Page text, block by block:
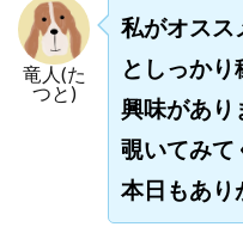
竜人(た
つと)
私がオスス
としっかり
興味があり
覗いてみて
本日もあり
フルーツ(スマホをタップ
ほったらかしFX運営事務局
김 가싸